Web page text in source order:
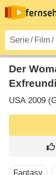
Der
USA2009
Fantasy